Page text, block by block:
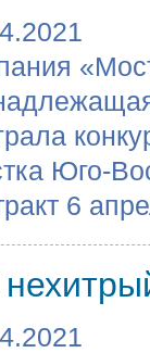
Юго-
6